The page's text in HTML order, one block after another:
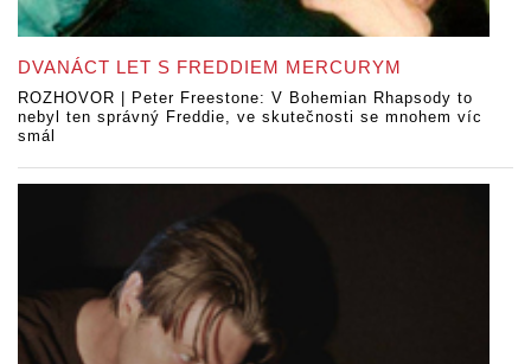
DVANÁCT LET S FREDDIEM MERCURYM
ROZHOVOR | Peter Freestone: V Bohemian Rhapsody to
nebyl ten správný Freddie, ve skutečnosti se mnohem víc
smál